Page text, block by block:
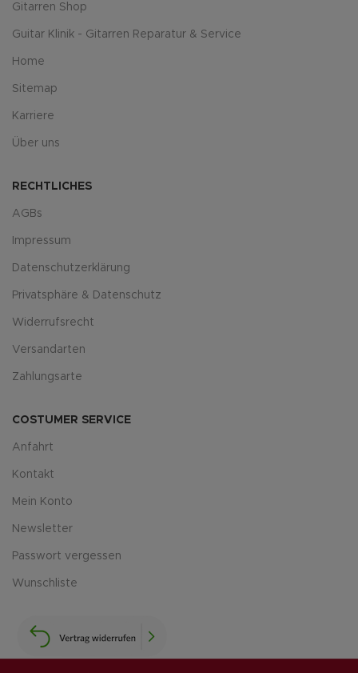
Gitarren Shop
Guitar Klinik - Gitarren Reparatur & Service
Home
Sitemap
Karriere
Über uns
RECHTLICHES
AGBs
Impressum
Datenschutzerklärung
Privatsphäre & Datenschutz
Widerrufsrecht
Versandarten
Zahlungsarte
COSTUMER SERVICE
Anfahrt
Kontakt
Mein Konto
Newsletter
Passwort vergessen
Wunschliste